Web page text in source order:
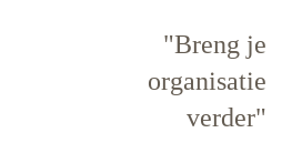
"Breng je
organisatie
verder"